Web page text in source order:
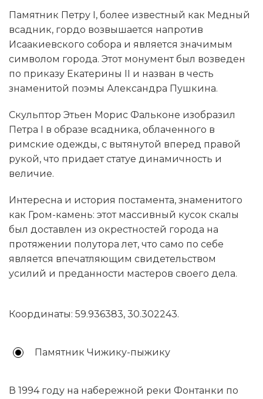
Памятник Петру I, более известный как Медный
всадник, гордо возвышается напротив
Исаакиевского собора и является значимым
символом города. Этот монумент был возведен
по приказу Екатерины II и назван в честь
знаменитой поэмы Александра Пушкина.
Скульптор Этьен Морис Фальконе изобразил
Петра I в образе всадника, облаченного в
римские одежды, с вытянутой вперед правой
рукой, что придает статуе динамичность и
величие.
Интересна и история постамента, знаменитого
как Гром-камень: этот массивный кусок скалы
был доставлен из окрестностей города на
протяжении полутора лет, что само по себе
является впечатляющим свидетельством
усилий и преданности мастеров своего дела.
Координаты: 59.936383, 30.302243.
Памятник Чижику-пыжику
В 1994 году на набережной реки Фонтанки по